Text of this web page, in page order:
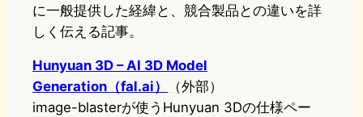
に一般提供した経緯と、競合製品との違いを詳
しく伝える記事。
Hunyuan 3D – AI 3D Model
Generation（fal.ai）
（外部）
image-blasterが使うHunyuan 3Dの仕様ペー